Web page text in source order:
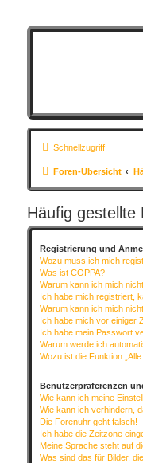
Schnellzugriff
Foren-Übersicht
Häufig gestellte
Registrierung und
Wozu muss ich mich
Was ist COPPA?
Warum kann ich mich
Ich habe mich registriert,
Warum kann ich mich
Ich habe mich vor einiger
Ich habe mein Passwort
Warum werde ich
Wozu ist die Funktion
Benutzerpräferenzen
Wie kann ich meine
Wie kann ich verhindern,
Die Forenuhr geht falsch!
Ich habe die Zeitzone
Meine Sprache steht auf
Was sind das für Bilder,